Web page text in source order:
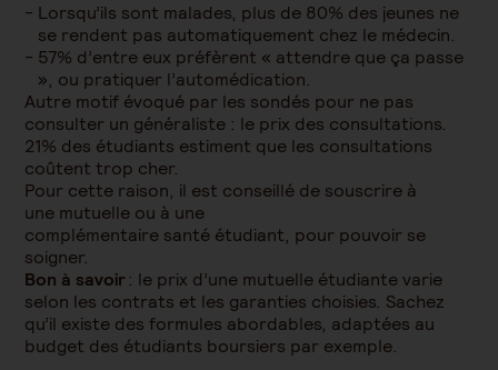
Lorsqu’ils sont malades, plus de 80% des jeunes ne
se rendent pas automatiquement chez le médecin.
57% d’entre eux préfèrent « attendre que ça passe
», ou pratiquer l’automédication.
Autre motif évoqué par les sondés pour ne pas
consulter un généraliste : le prix des consultations.
21% des étudiants estiment que les consultations
coûtent trop cher.
Pour cette raison, il est conseillé de souscrire à
une mutuelle ou à une
complémentaire santé étudiant, pour pouvoir se
soigner.
Bon à savoir: le prix d’une mutuelle étudiante varie
selon les contrats et les garanties choisies. Sachez
qu’il existe des formules abordables, adaptées au
budget des étudiants boursiers par exemple.